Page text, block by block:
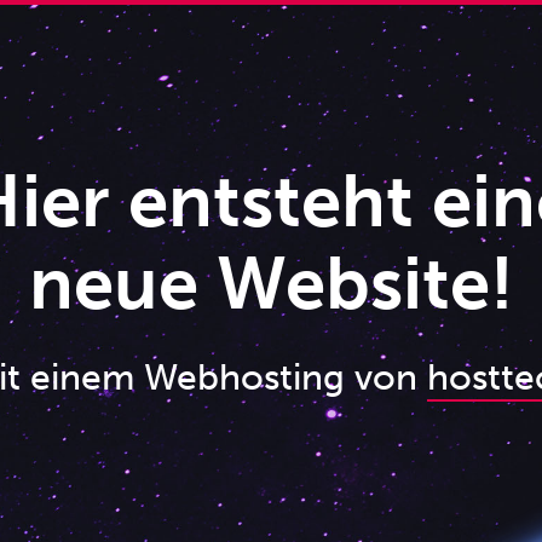
entsteht
neue Website!
einem Webhosting von